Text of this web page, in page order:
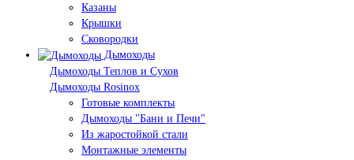
Казаны
Крышки
Сковородки
Дымоходы
Дымоходы Теплов и Сухов
Дымоходы Rosinox
Готовые комплекты
Дымоходы "Бани и Печи"
Из жаростойкой стали
Монтажные элементы